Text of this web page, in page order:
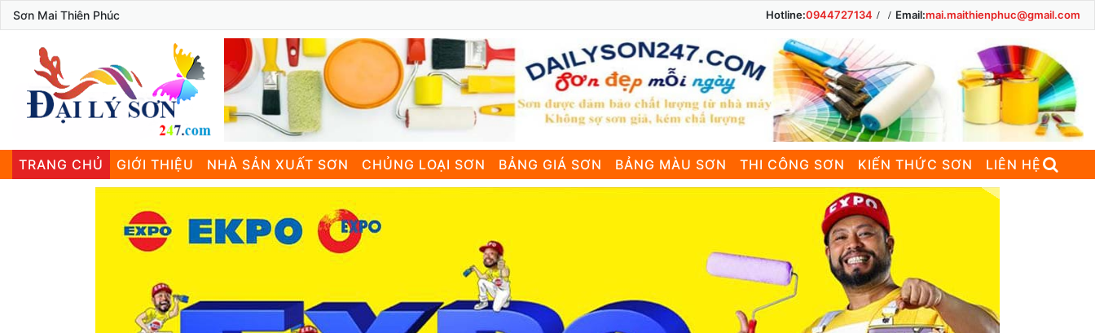
Sơn Mai Thiên Phúc Hotline:0944727134 Email:mai.maithienphuc@gmail.com
TRANG CHỦ GIỚI THIỆU NHÀ SẢN XUẤT SƠN CHỦNG LOẠI SƠN BẢNG GIÁ SƠN BẢNG MÀU SƠN THI CÔNG SƠN KIẾN THỨC SƠN LIÊN HỆ